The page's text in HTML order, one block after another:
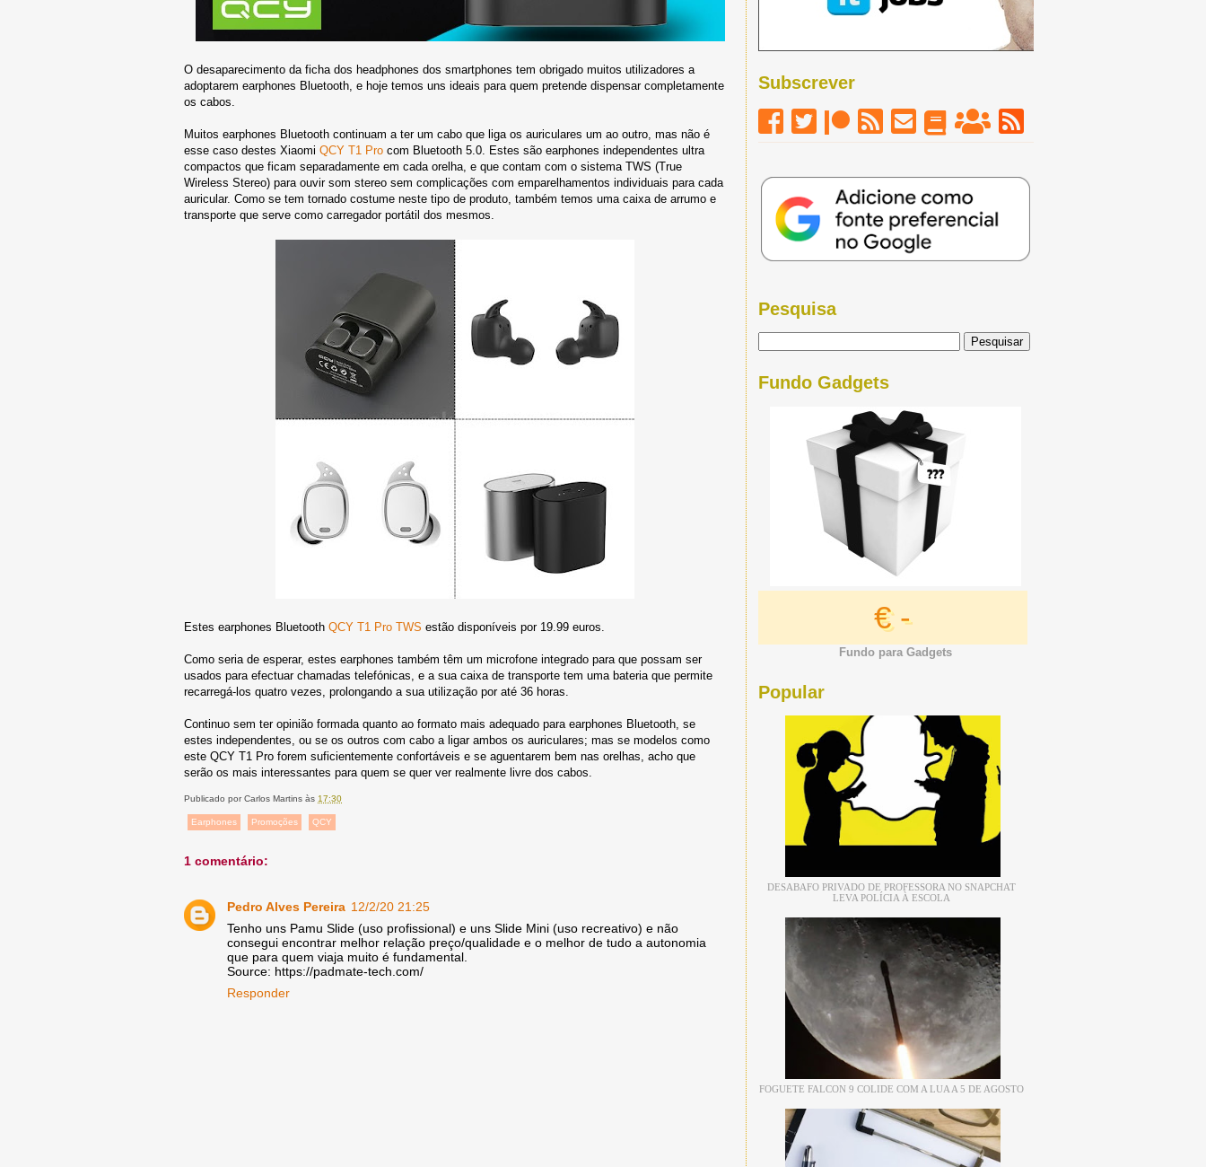
O desaparecimento da ficha dos headphones dos smartphones tem obrigado muitos utilizadores a
adoptarem earphones Bluetooth, e hoje temos uns ideais para quem pretende dispensar completamente
os cabos.
Muitos earphones Bluetooth continuam a ter um cabo que liga os auriculares um ao outro, mas não é
esse caso destes Xiaomi QCY T1 Pro com Bluetooth 5.0. Estes são earphones independentes ultra
compactos que ficam separadamente em cada orelha, e que contam com o sistema TWS (True
Wireless Stereo) para ouvir som stereo sem complicações com emparelhamentos individuais para cada
auricular. Como se tem tornado costume neste tipo de produto, também temos uma caixa de arrumo e
transporte que serve como carregador portátil dos mesmos.
Estes earphones Bluetooth QCY T1 Pro TWS estão disponíveis por 19.99 euros.
Como seria de esperar, estes earphones também têm um microfone integrado para que possam ser
usados para efectuar chamadas telefónicas, e a sua caixa de transporte tem uma bateria que permite
recarregá-los quatro vezes, prolongando a sua utilização por até 36 horas.
Continuo sem ter opinião formada quanto ao formato mais adequado para earphones Bluetooth, se
estes independentes, ou se os outros com cabo a ligar ambos os auriculares; mas se modelos como
este QCY T1 Pro forem suficientemente confortáveis e se aguentarem bem nas orelhas, acho que
serão os mais interessantes para quem se quer ver realmente livre dos cabos.
Publicado porCarlos Martins às 17:30
Earphones Promoções QCY
1 comentário:
Pedro Alves Pereira 12/2/20 21:25
Tenho uns Pamu Slide (uso profissional) e uns Slide Mini (uso recreativo) e não
consegui encontrar melhor relação preço/qualidade e o melhor de tudo a autonomia
que para quem viaja muito é fundamental.
Source: https://padmate-tech.com/
Responder
Subscrever
Pesquisa
Fundo Gadgets
€ -
Fundo para Gadgets
Popular
DESABAFO PRIVADO DE PROFESSORA NO SNAPCHAT
LEVA POLÍCIA À ESCOLA
FOGUETE FALCON 9 COLIDE COM A LUA A 5 DE AGOSTO